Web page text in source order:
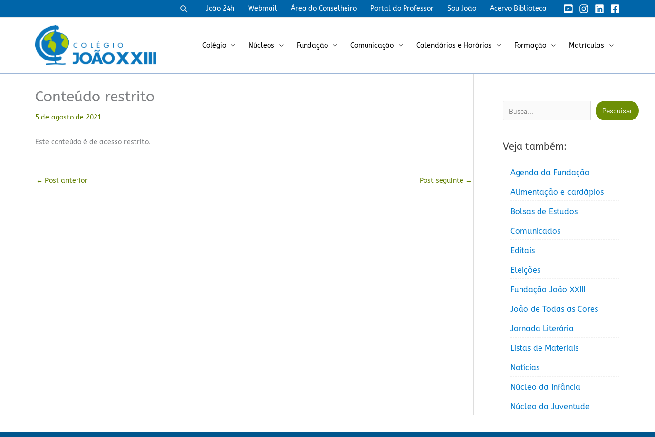
para
PesquisarJoão 24h Webmail Área do Conselheiro Portal do Professor Sou João Acervo Biblioteca
Colégio Núcleos Fundação Comunicação Calendários e Horários Formação Matrículas
Conteúdo restrito
5 de agosto de 2021
Este conteúdo é de acesso restrito.
← Post anterior Post seguinte →
Pesquisar Pesquisar
Veja também:
Agenda da Fundação
Alimentação e cardápios
Bolsas de Estudos
Comunicados
Editais
Eleições
Fundação João XXIII
João de Todas as Cores
Jornada Literária
Listas de Materiais
Notícias
Núcleo da Infância
Núcleo da Juventude